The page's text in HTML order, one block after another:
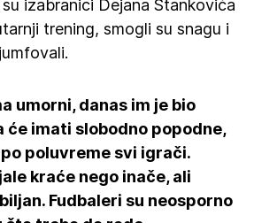
izabranici Dejana Stankovića
trening, smogli su snagu i
umorni, danas im je bio
će imati slobodno popodne,
poluvreme svi igrači.
kraće nego inače, ali
Fudbaleri su neosporno